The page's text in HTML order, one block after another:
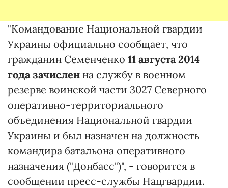
"Командование Национальной гвардии
Украины официально сообщает, что
гражданин Семенченко 11 августа 2014
года зачислен на службу в военном
резерве воинской части 3027 Северного
оперативно-территориального
объединения Национальной гвардии
Украины и был назначен на должность
командира батальона оперативного
назначения ("Донбасс")", - говорится в
сообщении пресс-службы Нацгвардии.